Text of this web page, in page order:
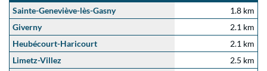
Sainte-Geneviève-lès-Gasny
1.8 km
Giverny
2.1 km
Heubécourt-Haricourt
2.1 km
Limetz-Villez
2.5 km